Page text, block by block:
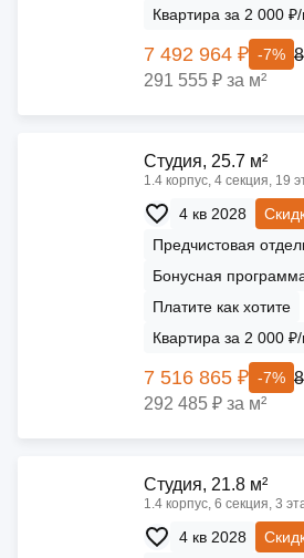
Квартира за 2 000
7 492 964 ₽ -7%
291 555 ₽ за м²
Cтудия, 25.7 м²
1.4 корпус, 4 секция, 19
4 кв 2028
Предчистовая
Бонусная
Платите как хотите
Квартира за 2 000
7 516 865 ₽ -7%
292 485 ₽ за м²
Cтудия, 21.8 м²
1.4 корпус, 6 секция, 3
4 кв 2028